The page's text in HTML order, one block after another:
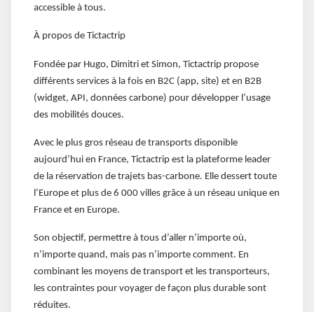
accessible à tous.
À propos de Tictactrip
Fondée par Hugo, Dimitri et Simon, Tictactrip propose
différents services à la fois en B2C (app, site) et en B2B
(widget, API, données carbone) pour développer l’usage
des mobilités douces.
Avec le plus gros réseau de transports disponible
aujourd’hui en France, Tictactrip est la plateforme leader
de la réservation de trajets bas-carbone. Elle dessert toute
l’Europe et plus de 6 000 villes grâce à un réseau unique en
France et en Europe.
Son objectif, permettre à tous d’aller n’importe où,
n’importe quand, mais pas n’importe comment. En
combinant les moyens de transport et les transporteurs,
les contraintes pour voyager de façon plus durable sont
réduites.